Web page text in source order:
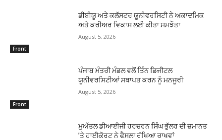
Front
ਡੀਬੀਯੂ ਅਤੇ ਕਲੱਸਟਰ ਯੂਨੀਵਰਸਿਟੀ ਨੇ ਅਕਾਦਮਿਕ
ਅਤੇ ਕਰੀਅਰ ਵਿਕਾਸ ਲਈ ਕੀਤਾ ਸਮਝੌਤਾ
August 5, 2026
Front
ਪੰਜਾਬ ਮੰਤਰੀ ਮੰਡਲ ਵਲੋਂ ਤਿੰਨ ਡਿਜੀਟਲ
ਯੂਨੀਵਰਸਿਟੀਆਂ ਸਥਾਪਤ ਕਰਨ ਨੂੰ ਮਨਜੂਰੀ
August 5, 2026
ਮੁਅੱਤਲ ਡੀਆਈਜੀ ਹਰਚਰਨ ਸਿੰਘ ਭੁੱਲਰ ਦੀ ਜ਼ਮਾਨਤ
’ਤੇ ਹਾਈਕੋਰਟ ਨੇ ਫੈਸਲਾ ਰੱਖਿਆ ਰਾਖਵਾਂ